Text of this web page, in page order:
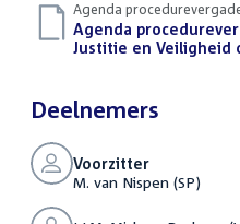
Agenda
Download
bestand:
Agenda
Justitie en Veiligheid
Deelnemers
Voorzitter
M. van Nispen (SP)